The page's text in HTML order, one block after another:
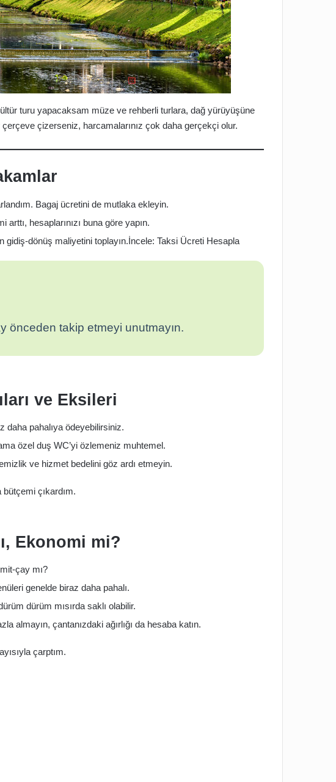
turu yapacaksam müze ve rehberli turlara, dağ yürüyüşüne
çizerseniz, harcamalarınız çok daha gerçekçi olur.
Bagaj ücretini de mutlaka ekleyin.
hesaplarınızı buna göre yapın.
dönüş maliyetini toplayın.İncele: Taksi Ücreti Hesapla
önceden takip etmeyi unutmayın.
ve Eksileri
daha pahalıya ödeyebilirsiniz.
özel duş WC’yi özlemeniz muhtemel.
ve hizmet bedelini göz ardı etmeyin.
çıkardım.
Ekonomi mi?
çay mı?
genelde biraz daha pahalı.
dürüm mısırda saklı olabilir.
almayın, çantanızdaki ağırlığı da hesaba katın.
çarptım.